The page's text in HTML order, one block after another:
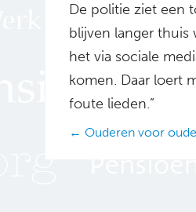
De politie ziet een
blijven langer thuis
het via sociale
komen. Daar loert
foute lieden.”
Posts
← Ouderen voor